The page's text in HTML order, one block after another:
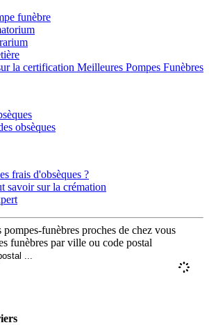
funèbre
la certification Meilleures Pompes Funèbres
obsèques
frais d'obsèques ?
savoir sur la crémation
funèbres proches de chez vous
funèbres par ville ou code postal